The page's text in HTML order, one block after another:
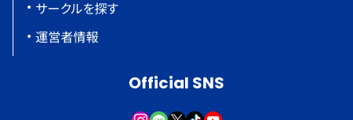
サークルを探す
運営者情報
Official SNS